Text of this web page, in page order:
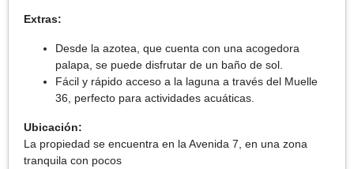
Extras:
Desde la azotea, que cuenta con una acogedora
palapa, se puede disfrutar de un baño de sol.
Fácil y rápido acceso a la laguna a través del Muelle
36, perfecto para actividades acuáticas.
Ubicación:
La propiedad se encuentra en la Avenida 7, en una zona
tranquila con pocos